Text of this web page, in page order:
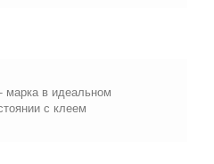
марка в идеальном
с клеем